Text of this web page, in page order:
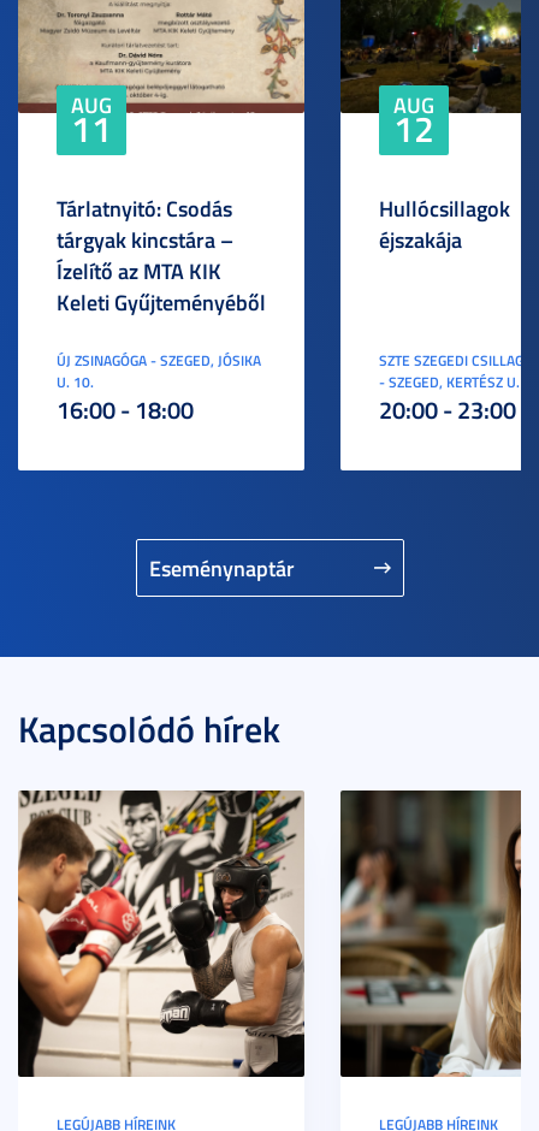
Eseménynaptár
AUG
11
Tárlatnyitó: Csodás
tárgyak kincstára –
Ízelítő az MTA KIK
Keleti Gyűjteményéből
ÚJ ZSINAGÓGA - SZEGED, JÓSIKA
U. 10.
16:00 - 18:00
AUG
12
Hullócsillagok
éjszakája
SZTE SZEGEDI
- SZEGED, KERTÉSZ U. 3.
20:00 - 23:00
Kapcsolódó hírek
LEGÚJABB HÍREINK LEGÚJABB HÍREINK